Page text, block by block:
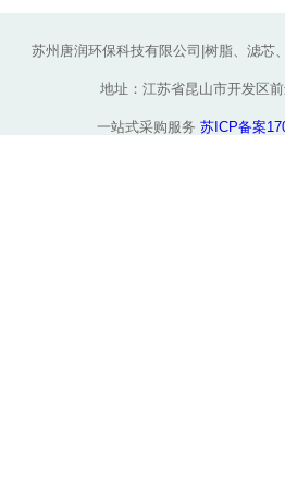
苏州唐润环保科技有限公司|树脂、滤芯
地址：江苏省昆山市开发区
一站式采购服务 苏ICP备案